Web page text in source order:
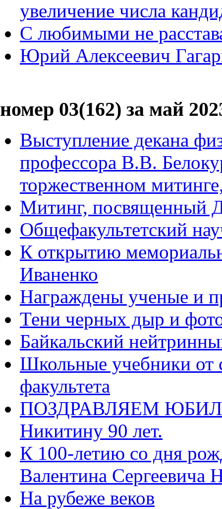
увеличение числа
С любимыми не
Юрий Алексеевич
номер 03(162) за май
Выступление декана
профессора В.В.
торжественном
Митинг, посвященный
Общефакультетский
К открытию
Иваненко
Награждены ученые и
Тени черных дыр и
Байкальский
Школьные учебники от
факультета
ПОЗДРАВЛЯЕМ
Никитину 90 лет.
К 100-летию со дня
Валентина Сергеевича
На рубеже веков